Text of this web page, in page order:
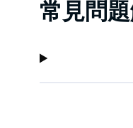
常見問